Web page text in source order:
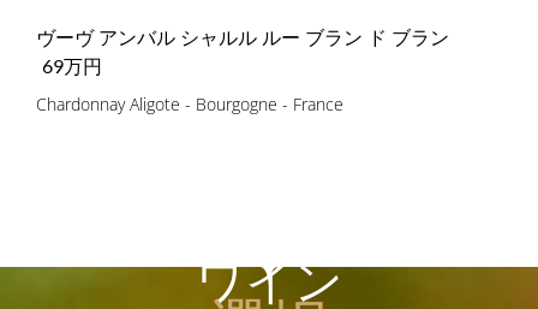
ヴーヴ アンバル シャルル ルー ブラン ド ブラン
69万円
Chardonnay Aligote - Bourgogne - France
ワイン